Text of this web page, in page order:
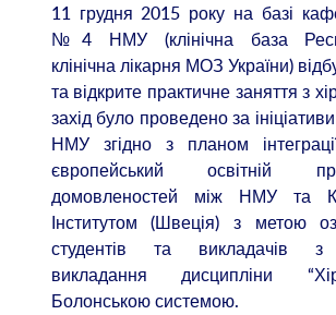
11 грудня 2015 року на базі
№4 НМУ (клінічна база
клінічна лікарня МОЗ України)
та відкрите практичне заняття з
захід було проведено за
НМУ згідно з планом
європейський освітній
домовленостей між НМУ та
Інститутом (Швеція) з метою
студентів та викладачів з
викладання дисципліни
Болонською системою.